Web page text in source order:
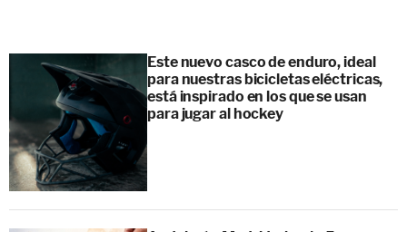
Este nuevo casco de enduro, ideal
para nuestras bicicletas eléctricas,
está inspirado en los que se usan
para jugar al hockey